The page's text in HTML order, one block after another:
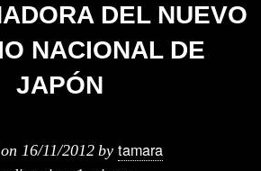
DEL NUEVO
NACIONAL DE
JAPÓN
16/11/2012 by tamara